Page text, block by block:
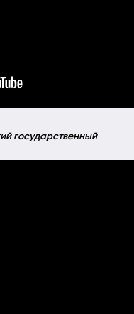
государственный